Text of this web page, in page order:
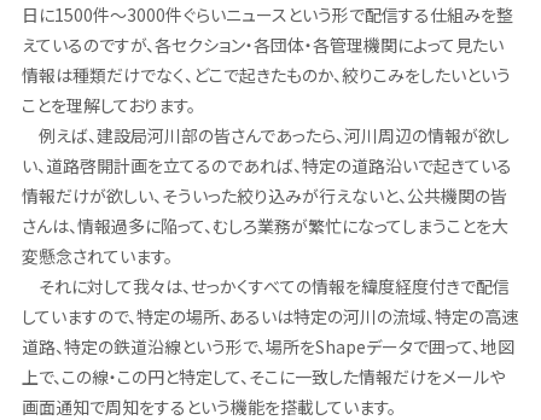
日に1500件～3000件ぐらいニュースという形で配信する仕組みを整
えているのですが、各セクション・各団体・各管理機関によって見たい
情報は種類だけでなく、どこで起きたものか、絞りこみをしたいという
ことを理解しております。
例えば、建設局河川部の皆さんであったら、河川周辺の情報が欲し
い、道路啓開計画を立てるのであれば、特定の道路沿いで起きている
情報だけが欲しい、そういった絞り込みが行えないと、公共機関の皆
さんは、情報過多に陥って、むしろ業務が繁忙になってしまうことを大
変懸念されています。
それに対して我々は、せっかくすべての情報を緯度経度付きで配信
していますので、特定の場所、あるいは特定の河川の流域、特定の高速
道路、特定の鉄道沿線という形で、場所をShapeデータで囲って、地図
上で、この線・この円と特定して、そこに一致した情報だけをメールや
画面通知で周知をするという機能を搭載しています。